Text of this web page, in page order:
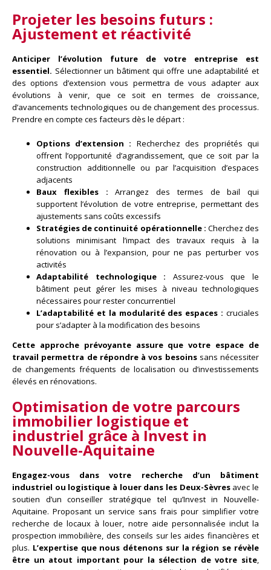
Projeter les besoins futurs :
Ajustement et réactivité
Anticiper l’évolution future de votre entreprise est
essentiel. Sélectionner un bâtiment qui offre une adaptabilité et
des options d’extension vous permettra de vous adapter aux
évolutions à venir, que ce soit en termes de croissance,
d’avancements technologiques ou de changement des processus.
Prendre en compte ces facteurs dès le départ :
Options d’extension : Recherchez des propriétés qui
offrent l’opportunité d’agrandissement, que ce soit par la
construction additionnelle ou par l’acquisition d’espaces
adjacents
Baux flexibles : Arrangez des termes de bail qui
supportent l’évolution de votre entreprise, permettant des
ajustements sans coûts excessifs
Stratégies de continuité opérationnelle : Cherchez des
solutions minimisant l’impact des travaux requis à la
rénovation ou à l’expansion, pour ne pas perturber vos
activités
Adaptabilité technologique : Assurez-vous que le
bâtiment peut gérer les mises à niveau technologiques
nécessaires pour rester concurrentiel
L’adaptabilité et la modularité des espaces : cruciales
pour s’adapter à la modification des besoins
Cette approche prévoyante assure que votre espace de
travail permettra de répondre à vos besoinssans nécessiter
de changements fréquents de localisation ou d’investissements
élevés en rénovations.
Optimisation de votre parcours
immobilier logistique et
industriel grâce à Invest in
Nouvelle-Aquitaine
Engagez-vous dans votre recherche d’un bâtiment
industriel ou logistique à louer dans les Deux-Sèvresavec le
soutien d’un conseiller stratégique tel qu’Invest in Nouvelle-
Aquitaine. Proposant un service sans frais pour simplifier votre
recherche de locaux à louer, notre aide personnalisée inclut la
prospection immobilière, des conseils sur les aides financières et
plus. L’expertise que nous détenons sur la région se révèle
être un atout important pour la sélection de votre site,